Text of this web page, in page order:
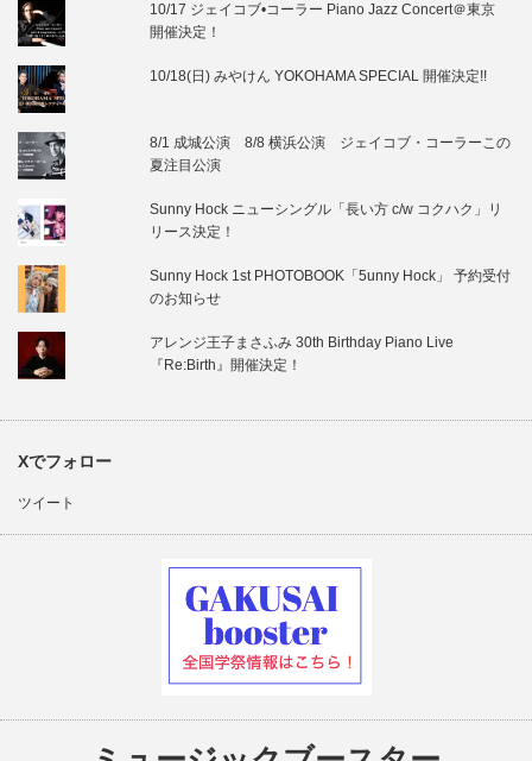
10/17 ジェイコブ•コーラー Piano Jazz Concert＠東京
開催決定！
10/18(日) みやけん YOKOHAMA SPECIAL 開催決定!!
8/1 成城公演 8/8 横浜公演 ジェイコブ・コーラーこの
夏注目公演
Sunny Hock ニューシングル「長い方 c/w コクハク」リ
リース決定！
Sunny Hock 1st PHOTOBOOK「5unny Hock」 予約受付
のお知らせ
アレンジ王子まさふみ 30th Birthday Piano Live
『Re:Birth』開催決定！
Xでフォロー
ツイート